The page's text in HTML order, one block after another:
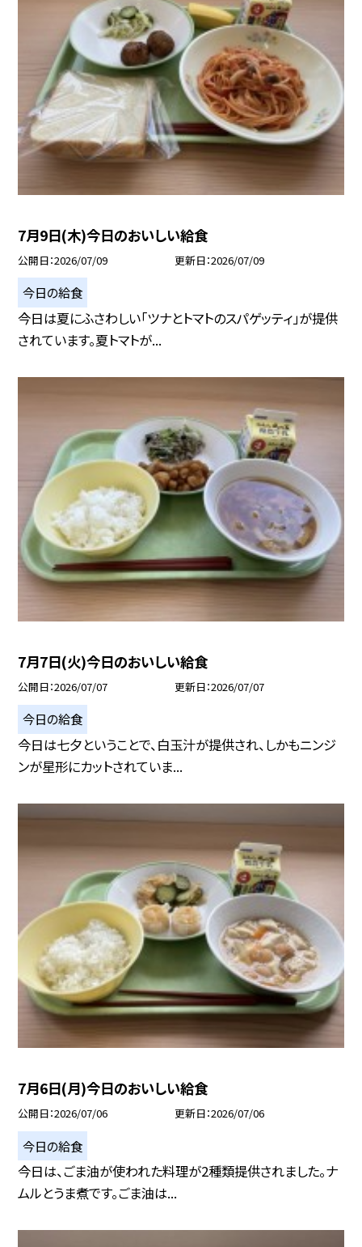
7月9日(木)今日のおいしい給食
公開日 2026/07/09 更新日 2026/07/09
今日の給食
今日は夏にふさわしい「ツナとトマトのスパゲッティ」が提供
されています。夏トマトが...
7月7日(火)今日のおいしい給食
公開日 2026/07/07 更新日 2026/07/07
今日の給食
今日は七夕ということで、白玉汁が提供され、しかもニンジ
ンが星形にカットされていま...
7月6日(月)今日のおいしい給食
公開日 2026/07/06 更新日 2026/07/06
今日の給食
今日は、ごま油が使われた料理が2種類提供されました。ナ
ムルとうま煮です。ごま油は...